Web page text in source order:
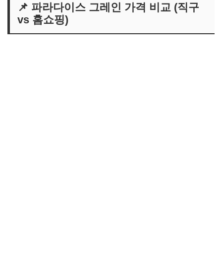
📌 파라다이스 그레인 가격 비교 (직구
vs 홈쇼핑)